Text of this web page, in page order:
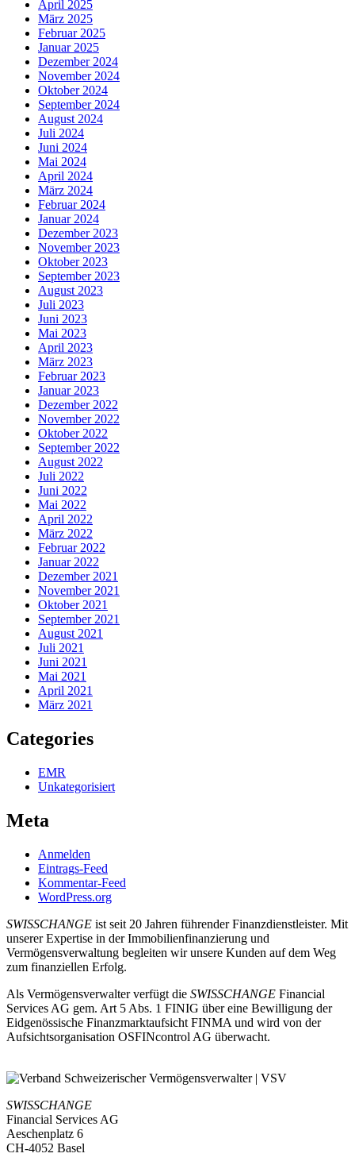
April 2025
März 2025
Februar 2025
Januar 2025
Dezember 2024
November 2024
Oktober 2024
September 2024
August 2024
Juli 2024
Juni 2024
Mai 2024
April 2024
März 2024
Februar 2024
Januar 2024
Dezember 2023
November 2023
Oktober 2023
September 2023
August 2023
Juli 2023
Juni 2023
Mai 2023
April 2023
März 2023
Februar 2023
Januar 2023
Dezember 2022
November 2022
Oktober 2022
September 2022
August 2022
Juli 2022
Juni 2022
Mai 2022
April 2022
März 2022
Februar 2022
Januar 2022
Dezember 2021
November 2021
Oktober 2021
September 2021
August 2021
Juli 2021
Juni 2021
Mai 2021
April 2021
März 2021
Categories
EMR
Unkategorisiert
Meta
Anmelden
Eintrags-Feed
Kommentar-Feed
WordPress.org
SWISSCHANGE ist seit 20 Jahren führender Finanzdienstleister. Mit
unserer Expertise in der Immobilienfinanzierung und
Vermögensverwaltung begleiten wir unsere Kunden auf dem Weg
zum finanziellen Erfolg.
Als Vermögensverwalter verfügt die SWISSCHANGE Financial
Services AG gem. Art 5 Abs. 1 FINIG über eine Bewilligung der
Eidgenössische Finanzmarktaufsicht FINMA und wird von der
Aufsichtsorganisation OSFINcontrol AG überwacht.
SWISSCHANGE
Financial Services AG
Aeschenplatz 6
CH-4052 Basel